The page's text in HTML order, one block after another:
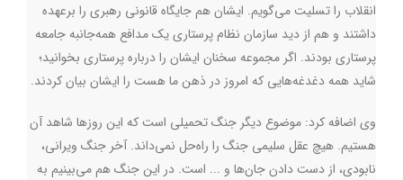
انقلاب را تسلیت می‌گویم. ایشان هم جایگاه قانونی رهبری را برعهده
داشتند و هم از دید سازمان نظام پرستاری یک مدافع همه‌جانبه جامعه
پرستاری بودند. اگر مجموعه سخنان ایشان را درباره پرستاری بخوانید؛
شاید همه دغدغه‌هایی که امروز در ذهن ما هست را ایشان بیان کردند.
وی اضافه کرد:‌ موضوع دیگر جنگ تحمیلی است که این روزها شاهد آن
هستیم. هیچ عقل سلیمی جنگ را راه‌حل نمی‌داند. آخر جنگ ویرانی،
نابودی، از دست دادن جان‌ها و ... است. در این جنگ هم می‌بینیم به